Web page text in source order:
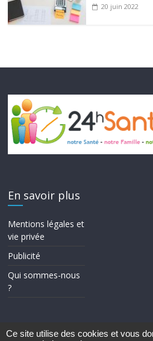
20 juin 2022
En savoir plus
Mentions légales et
vie privée
Publicité
Qui sommes-nous
?
Ce site utilise des cookies et vous